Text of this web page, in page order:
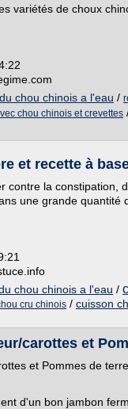
variétés de choux
chou chinois a l'eau /
chou chinois et crevettes
et recette à
contre la constipation,
une grande quantité
chou chinois a l'eau /
cru chinois / cuisson
carottes et
et Pommes de terre.
d'un bon jambon